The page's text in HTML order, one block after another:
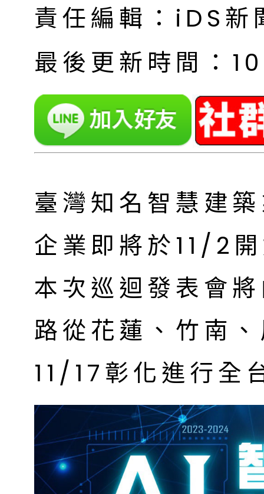
責任編輯：iDS新
最後更新時間：
臺灣知名智慧建
企業即將於11/2
本次巡迴發表會
路從花蓮、竹南
11/17彰化進行全